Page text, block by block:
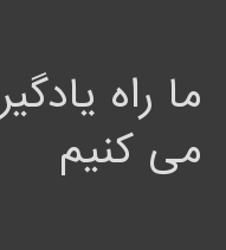
ما راه
می کنیم